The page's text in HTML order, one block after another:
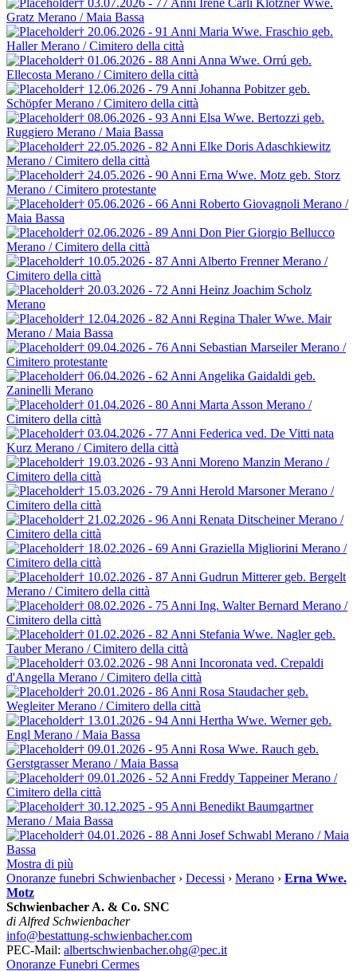
Gratz Merano / Maia Bassa
† 20.06.2026 - 91 Anni Maria Wwe. Fraschio geb.
HallerMerano / Cimitero della città
† 01.06.2026 - 88 Anni Anna Wwe. Orrú geb.
Ellecosta Merano / Cimitero della città
† 12.06.2026 - 79 Anni Johanna Pobitzer geb.
SchöpferMerano / Cimitero della città
† 08.06.2026 - 93 Anni Elsa Wwe. Bertozzi geb.
Ruggiero Merano / Maia Bassa
† 22.05.2026 - 82 Anni Elke Doris Adaschkiewitz
Merano / Cimitero della città
† 24.05.2026 - 90 Anni Erna Wwe. Motz geb. Storz
Merano / Cimitero protestante
† 05.06.2026 - 66 Anni Roberto Giovagnoli Merano /
Maia Bassa
† 02.06.2026 - 89 Anni Don Pier Giorgio Bellucco
Merano / Cimitero della città
† 10.05.2026 - 87 Anni Alberto FrennerMerano /
Cimitero della città
† 20.03.2026 - 72 Anni Heinz Joachim Scholz
Merano
† 12.04.2026 - 82 Anni Regina ThalerWwe. Mair
Merano / Maia Bassa
† 09.04.2026 - 76 Anni Sebastian MarseilerMerano /
Cimitero protestante
† 06.04.2026 - 62 Anni Angelika Gaidaldi geb.
Zaninelli Merano
† 01.04.2026 - 80 Anni Marta Asson Merano /
Cimitero della città
† 03.04.2026 - 77 Anni Federica ved. De Vitti nata
Kurz Merano / Cimitero della città
† 19.03.2026 - 93 Anni Moreno Manzin Merano /
Cimitero della città
† 15.03.2026 - 79 Anni Herold MarsonerMerano /
Cimitero della città
† 21.02.2026 - 96 Anni Renata DitscheinerMerano /
Cimitero della città
† 18.02.2026 - 69 Anni Graziella Migliorini Merano /
Cimitero della città
† 10.02.2026 - 87 Anni Gudrun Mitterer geb. Bergelt
Merano / Cimitero della città
† 08.02.2026 - 75 Anni Ing. Walter Bernard Merano /
Cimitero della città
† 01.02.2026 - 82 Anni Stefania Wwe. Nagler geb.
TauberMerano / Cimitero della città
† 03.02.2026 - 98 Anni Incoronata ved. Crepaldi
d'Angella Merano / Cimitero della città
† 20.01.2026 - 86 Anni Rosa Staudacher geb.
WegleiterMerano / Cimitero della città
† 13.01.2026 - 94 Anni Hertha Wwe. Werner geb.
Engl Merano / Maia Bassa
† 09.01.2026 - 95 Anni Rosa Wwe. Rauch geb.
GerstgrasserMerano / Maia Bassa
† 09.01.2026 - 52 Anni Freddy TappeinerMerano /
Cimitero della città
† 30.12.2025 - 95 Anni Benedikt Baumgartner
Merano / Maia Bassa
† 04.01.2026 - 88 Anni Josef Schwabl Merano / Maia
Bassa
Mostra di più
Onoranze funebri Schwienbacher› Decessi › Merano › Erna Wwe.
Motz
Schwienbacher A. & Co. SNC
di Alfred Schwienbacher
info@bestattung-schwienbacher.com
PEC-Mail: albertschwienbacher.ohg@pec.it
Onoranze Funebri Cermes